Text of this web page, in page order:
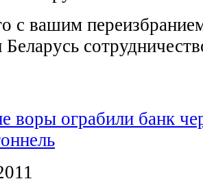
с вашим
Беларусь
воры ограбили банк